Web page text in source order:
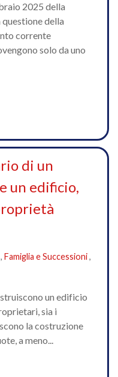
2025 della
della
corrente
solo da uno
di un
un edificio,
, Famiglia e Successioni,
un edificio
sia i
la costruzione
a meno...